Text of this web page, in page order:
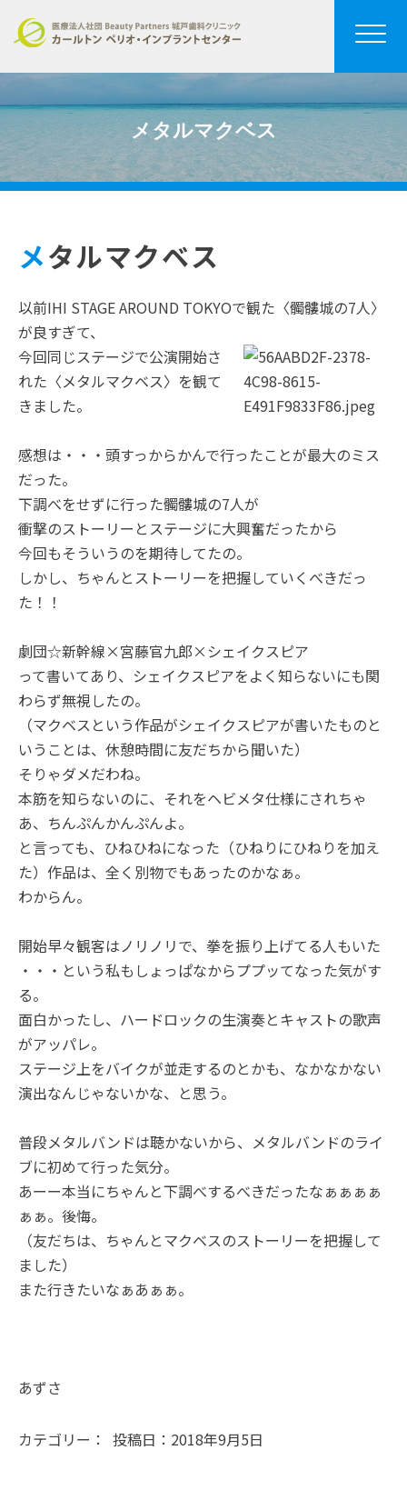
メタルマクベス
メタルマクベス
以前IHI STAGE AROUND TOKYOで観た〈髑髏城の7人〉
が良すぎて、
今回同じステージで公演開始さ
れた〈メタルマクベス〉を観て
きました。
感想は・・・頭すっからかんで行ったことが最大のミス
だった。
下調べをせずに行った髑髏城の7人が
衝撃のストーリーとステージに大興奮だったから
今回もそういうのを期待してたの。
しかし、ちゃんとストーリーを把握していくべきだっ
た！！
劇団☆新幹線×宮藤官九郎×シェイクスピア
って書いてあり、シェイクスピアをよく知らないにも関
わらず無視したの。
（マクベスという作品がシェイクスピアが書いたものと
いうことは、休憩時間に友だちから聞いた）
そりゃダメだわね。
本筋を知らないのに、それをヘビメタ仕様にされちゃ
あ、ちんぷんかんぷんよ。
と言っても、ひねひねになった（ひねりにひねりを加え
た）作品は、全く別物でもあったのかなぁ。
わからん。
開始早々観客はノリノリで、拳を振り上げてる人もいた
・・・という私もしょっぱなからププッてなった気がす
る。
面白かったし、ハードロックの生演奏とキャストの歌声
がアッパレ。
ステージ上をバイクが並走するのとかも、なかなかない
演出なんじゃないかな、と思う。
普段メタルバンドは聴かないから、メタルバンドのライ
ブに初めて行った気分。
あーー本当にちゃんと下調べするべきだったなぁぁぁぁ
ぁぁ。後悔。
（友だちは、ちゃんとマクベスのストーリーを把握して
ました）
また行きたいなぁあぁぁ。
あずさ
カテゴリー： 投稿日：2018年9月5日